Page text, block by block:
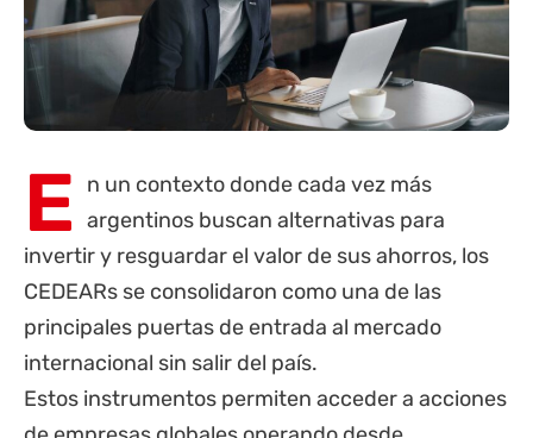
E
n un contexto donde cada vez más
argentinos buscan alternativas para
invertir y resguardar el valor de sus ahorros, los
CEDEARs se consolidaron como una de las
principales puertas de entrada al mercado
internacional sin salir del país.
Estos instrumentos permiten acceder a acciones